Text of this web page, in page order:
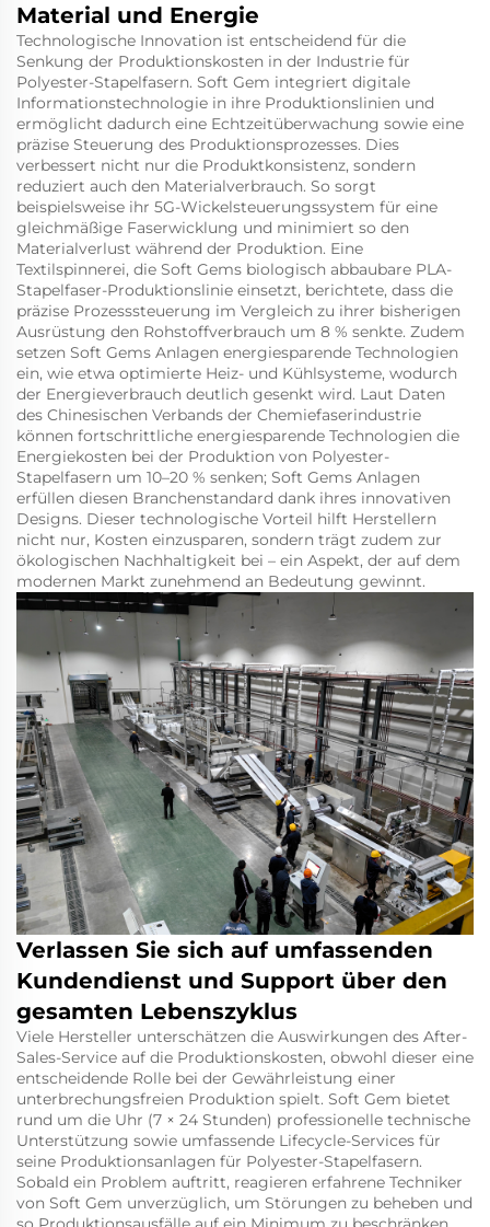
Material und Energie
Technologische Innovation ist entscheidend für die
Senkung der Produktionskosten in der Industrie für
Polyester-Stapelfasern. Soft Gem integriert digitale
Informationstechnologie in ihre Produktionslinien und
ermöglicht dadurch eine Echtzeitüberwachung sowie eine
präzise Steuerung des Produktionsprozesses. Dies
verbessert nicht nur die Produktkonsistenz, sondern
reduziert auch den Materialverbrauch. So sorgt
beispielsweise ihr 5G-Wickelsteuerungssystem für eine
gleichmäßige Faserwicklung und minimiert so den
Materialverlust während der Produktion. Eine
Textilspinnerei, die Soft Gems biologisch abbaubare PLA-
Stapelfaser-Produktionslinie einsetzt, berichtete, dass die
präzise Prozesssteuerung im Vergleich zu ihrer bisherigen
Ausrüstung den Rohstoffverbrauch um 8 % senkte. Zudem
setzen Soft Gems Anlagen energiesparende Technologien
ein, wie etwa optimierte Heiz- und Kühlsysteme, wodurch
der Energieverbrauch deutlich gesenkt wird. Laut Daten
des Chinesischen Verbands der Chemiefaserindustrie
können fortschrittliche energiesparende Technologien die
Energiekosten bei der Produktion von Polyester-
Stapelfasern um 10–20 % senken; Soft Gems Anlagen
erfüllen diesen Branchenstandard dank ihres innovativen
Designs. Dieser technologische Vorteil hilft Herstellern
nicht nur, Kosten einzusparen, sondern trägt zudem zur
ökologischen Nachhaltigkeit bei – ein Aspekt, der auf dem
modernen Markt zunehmend an Bedeutung gewinnt.
Verlassen Sie sich auf umfassenden
Kundendienst und Support über den
gesamten Lebenszyklus
Viele Hersteller unterschätzen die Auswirkungen des After-
Sales-Service auf die Produktionskosten, obwohl dieser eine
entscheidende Rolle bei der Gewährleistung einer
unterbrechungsfreien Produktion spielt. Soft Gem bietet
rund um die Uhr (7 × 24 Stunden) professionelle technische
Unterstützung sowie umfassende Lifecycle-Services für
seine Produktionsanlagen für Polyester-Stapelfasern.
Sobald ein Problem auftritt, reagieren erfahrene Techniker
von Soft Gem unverzüglich, um Störungen zu beheben und